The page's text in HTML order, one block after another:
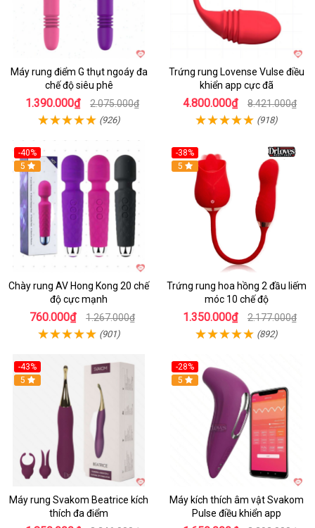
Máy rung điểm G thụt ngoáy đa
chế độ siêu phê
1.390.000₫ 2.075.000₫
(926)
Trứng rung Lovense Vulse điều
khiển app cực đã
4.800.000₫ 8.421.000₫
(918)
-40%
5
Chày rung AV Hong Kong 20 chế
độ cực mạnh
760.000₫ 1.267.000₫
(901)
-38%
Hot
5
Trứng rung hoa hồng 2 đầu liếm
móc 10 chế độ
1.350.000₫ 2.177.000₫
(892)
-43%
Hot
5
Máy rung Svakom Beatrice kích
thích đa điểm
-28%
Hot
5
Máy kích thích âm vật Svakom
Pulse điều khiển app